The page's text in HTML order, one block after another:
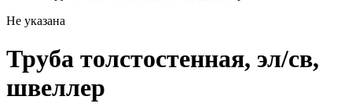
Не указана
Труба толстостенная, эл/св,
швеллер